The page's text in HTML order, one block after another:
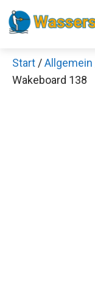
Zum
Inhalt
Start /Allgemein
Wakeboard 138